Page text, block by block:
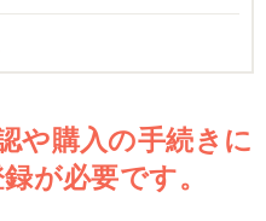
や購入の手続きに
が必要です。